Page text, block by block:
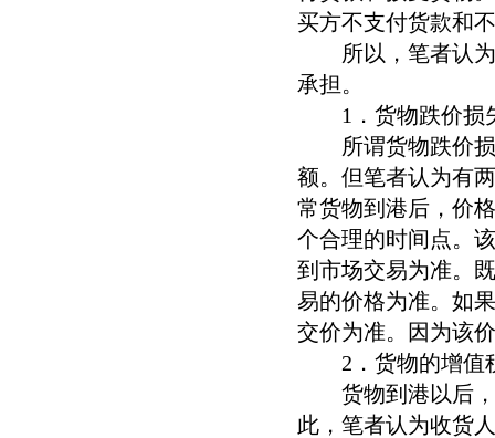
买方不支付货款和
所以，笔者认为
承担。
1．货物跌价损
所谓货物跌价损
额。但笔者认为有
常货物到港后，价
个合理的时间点。
到市场交易为准。
易的价格为准。如
交价为准。因为该
2．货物的增值
货物到港以后，
此，笔者认为收货